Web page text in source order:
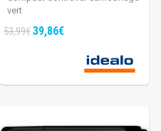
vert
53,99€39,86€